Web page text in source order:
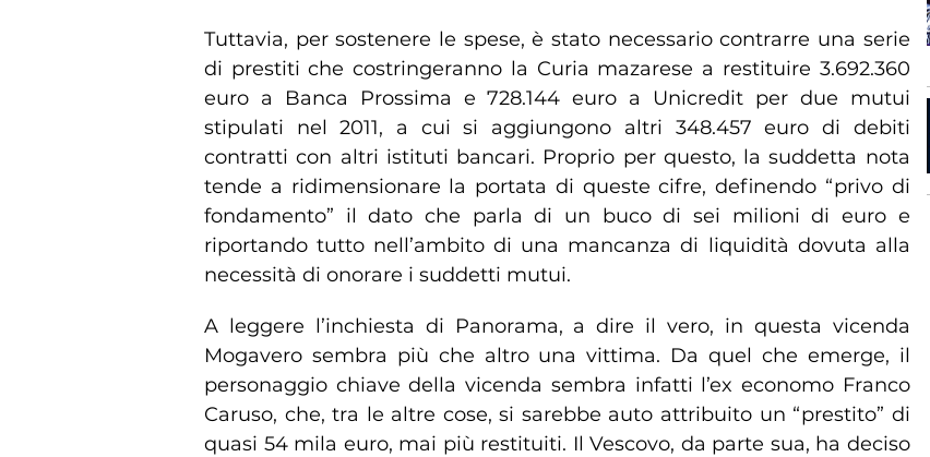
Tuttavia, per sostenere le spese, è stato necessario contrarre una serie
di prestiti che costringeranno la Curia mazarese a restituire 3.692.360
euro a Banca Prossima e 728.144 euro a Unicredit per due mutui
stipulati nel 2011, a cui si aggiungono altri 348.457 euro di debiti
contratti con altri istituti bancari. Proprio per questo, la suddetta nota
tende a ridimensionare la portata di queste cifre, definendo “privo di
fondamento” il dato che parla di un buco di sei milioni di euro e
riportando tutto nell’ambito di una mancanza di liquidità dovuta alla
necessità di onorare i suddetti mutui.
A leggere l’inchiesta di Panorama, a dire il vero, in questa vicenda
Mogavero sembra più che altro una vittima. Da quel che emerge, il
personaggio chiave della vicenda sembra infatti l’ex economo Franco
Caruso, che, tra le altre cose, si sarebbe auto attribuito un “prestito” di
quasi 54 mila euro, mai più restituiti. Il Vescovo, da parte sua, ha deciso